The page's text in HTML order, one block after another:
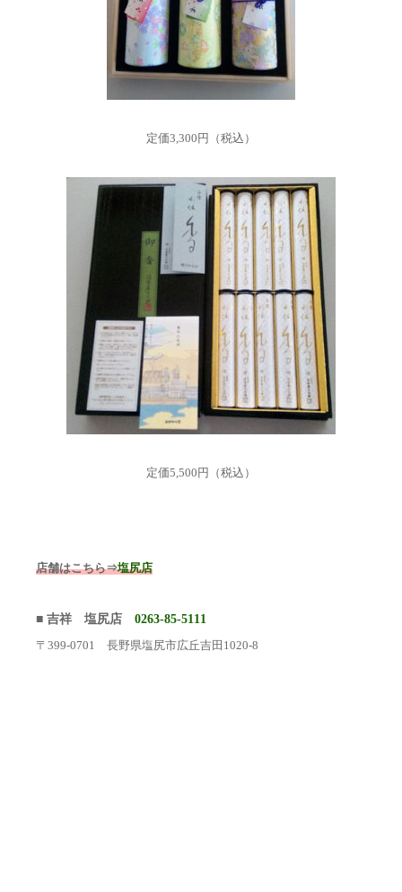
定価3,300円（税込）
定価5,500円（税込）
店舗はこちら⇒塩尻店
■ 吉祥 塩尻店 0263-85-5111
〒399-0701 長野県塩尻市広丘吉田1020-8